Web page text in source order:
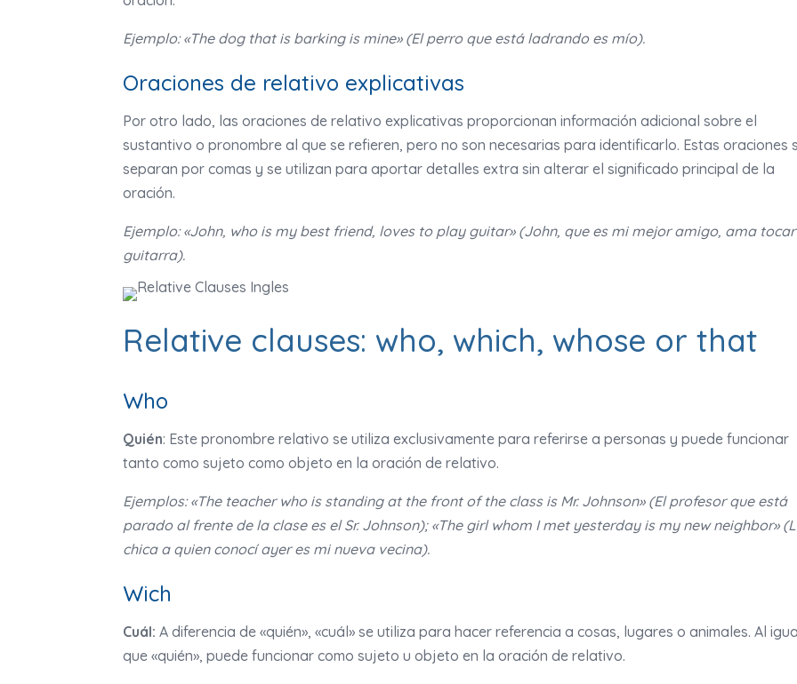
Ejemplo: «The dog that is barking is mine» (El perro que está ladrando es mío).
Oraciones de relativo explicativas
Por otro lado, las oraciones de relativo explicativas proporcionan información adicional sobre el
sustantivo o pronombre al que se refieren, pero no son necesarias para identificarlo. Estas oraciones
separan por comas y se utilizan para aportar detalles extra sin alterar el significado principal de la
oración.
Ejemplo: «John, who is my best friend, loves to play guitar» (John, que es mi mejor amigo, ama
guitarra).
Relative clauses: who, which, whose or that
Who
Quién: Este pronombre relativo se utiliza exclusivamente para referirse a personas y puede funcionar
tanto como sujeto como objeto en la oración de relativo.
Ejemplos: «The teacher who is standing at the front of the class is Mr. Johnson» (El profesor que está
parado al frente de la clase es el Sr. Johnson); «The girl whom I met yesterday is my new neighbor»
chica a quien conocí ayer es mi nueva vecina).
Wich
Cuál: A diferencia de «quién», «cuál» se utiliza para hacer referencia a cosas, lugares o animales. Al
que «quién», puede funcionar como sujeto u objeto en la oración de relativo.